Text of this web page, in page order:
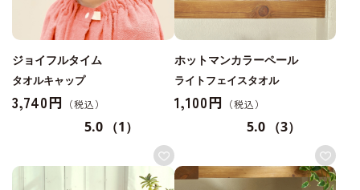
ジョイフルタイム
タオルキャップ
3,740円
5.0 （1）
ホットマンカラーペール
ライトフェイスタオル
1,100円
5.0 （3）